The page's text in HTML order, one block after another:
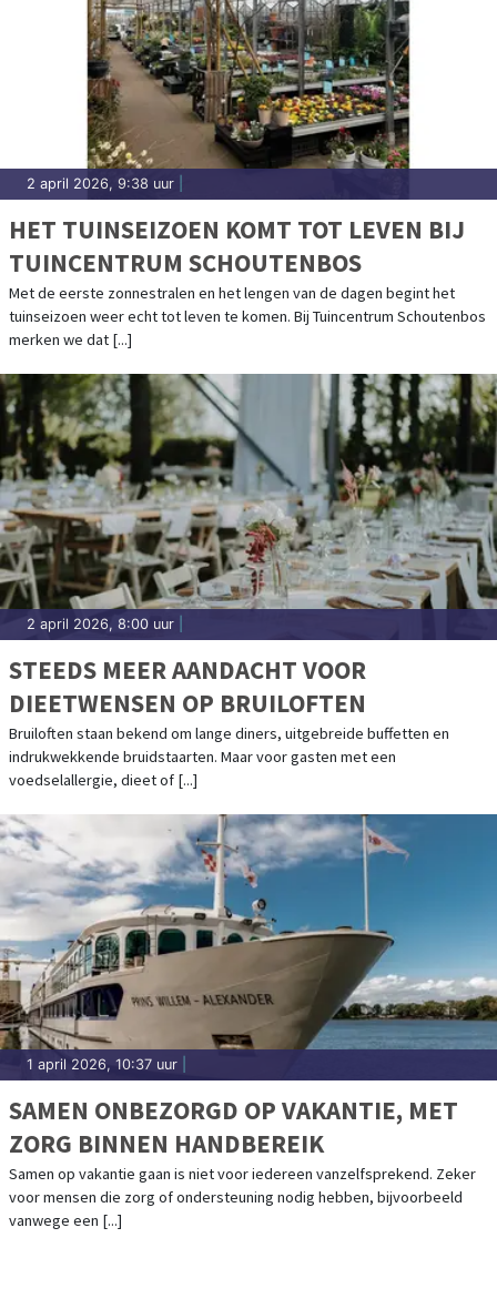
2 april 2026, 9:38 uur
HET TUINSEIZOEN KOMT TOT LEVEN BIJ
TUINCENTRUM SCHOUTENBOS
Met de eerste zonnestralen en het lengen van de dagen begint het
tuinseizoen weer echt tot leven te komen. Bij Tuincentrum Schoutenbos
merken we dat [...]
2 april 2026, 8:00 uur
STEEDS MEER AANDACHT VOOR
DIEETWENSEN OP BRUILOFTEN
Bruiloften staan bekend om lange diners, uitgebreide buffetten en
indrukwekkende bruidstaarten. Maar voor gasten met een
voedselallergie, dieet of [...]
1 april 2026, 10:37 uur
SAMEN ONBEZORGD OP VAKANTIE, MET
ZORG BINNEN HANDBEREIK
Samen op vakantie gaan is niet voor iedereen vanzelfsprekend. Zeker
voor mensen die zorg of ondersteuning nodig hebben, bijvoorbeeld
vanwege een [...]